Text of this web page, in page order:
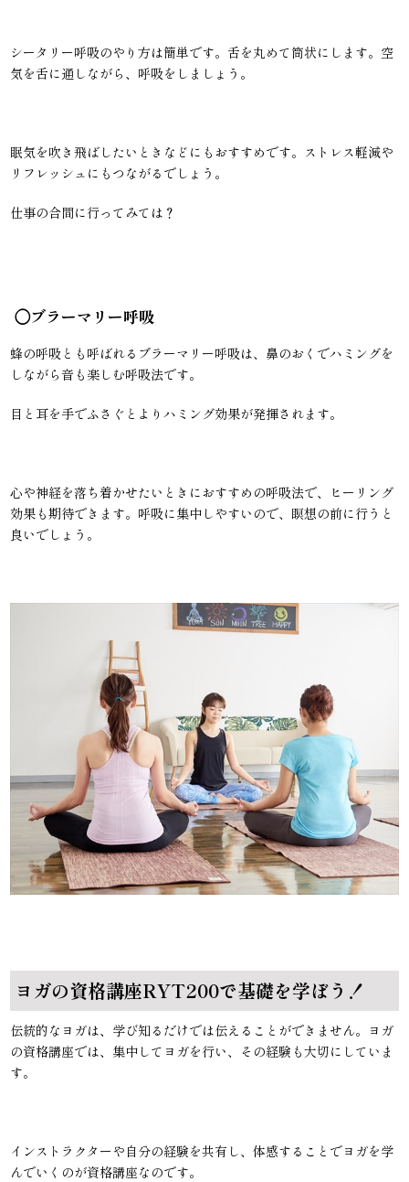
シータリー呼吸のやり方は簡単です。舌を丸めて筒状にします。空
気を舌に通しながら、呼吸をしましょう。
眠気を吹き飛ばしたいときなどにもおすすめです。ストレス軽減や
リフレッシュにもつながるでしょう。
仕事の合間に行ってみては？
◯ブラーマリー呼吸
蜂の呼吸とも呼ばれるブラーマリー呼吸は、鼻のおくでハミングを
しながら音も楽しむ呼吸法です。
目と耳を手でふさぐとよりハミング効果が発揮されます。
心や神経を落ち着かせたいときにおすすめの呼吸法で、ヒーリング
効果も期待できます。呼吸に集中しやすいので、瞑想の前に行うと
良いでしょう。
ヨガの資格講座RYT200で基礎を学ぼう！
伝統的なヨガは、学び知るだけでは伝えることができません。ヨガ
の資格講座では、集中してヨガを行い、その経験も大切にしていま
す。
インストラクターや自分の経験を共有し、体感することでヨガを学
んでいくのが資格講座なのです。